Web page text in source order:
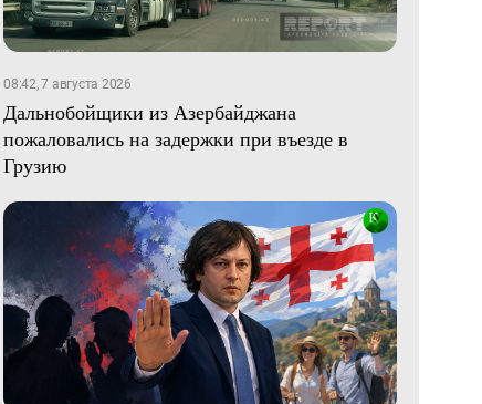
08:42, 7 августа 2026
Дальнобойщики из Азербайджана
пожаловались на задержки при въезде в
Грузию